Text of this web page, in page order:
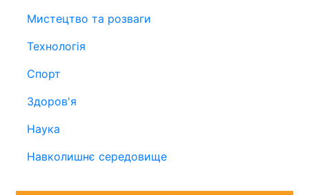
Мистецтво та розваги
Технологія
Спорт
Здоров'я
Наука
Навколишнє середовище